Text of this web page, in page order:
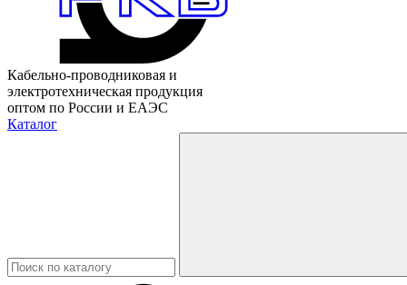
Кабельно-проводниковая и
электротехническая продукция
оптом по России и ЕАЭС
Каталог